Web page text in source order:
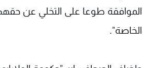
الموافقة طوعا على التخلي عن
الخاصة".